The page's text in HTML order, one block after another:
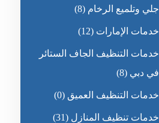
جلي وتلميع الرخام (8)
خدمات الإمارات (12)
خدمات التنظيف الجاف الستائر
في دبي (8)
خدمات التنظيف العميق (0)
خدمات تنظيف المنازل (31)